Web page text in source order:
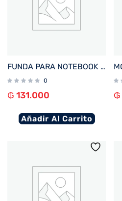
FUNDA PARA NOTEBOOK FTX ZENIT-BG 16″ BEIGE
0
₲ 131.000
Añadir Al Carrito
₲